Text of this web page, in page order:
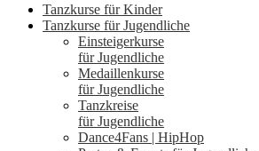
Tanzkurse für Kinder
Tanzkurse für Jugendliche
Einsteigerkurse
für Jugendliche
Medaillenkurse
für Jugendliche
Tanzkreise
für Jugendliche
Dance4Fans | HipHop